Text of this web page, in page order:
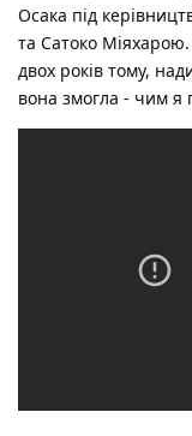
Осака під
та Сатоко
двох років тому,
вона змогла - чим я